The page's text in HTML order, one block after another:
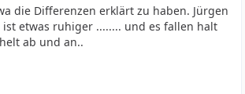
die Differenzen erklärt zu haben. Jürgen
etwas ruhiger ........ und es fallen halt
ab und an..